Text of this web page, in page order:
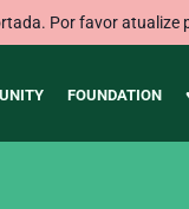
Por favor atualize
FOUNDATION